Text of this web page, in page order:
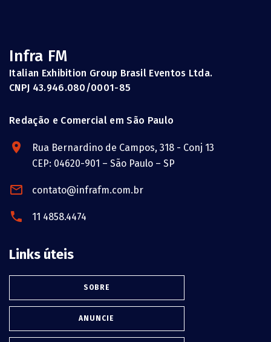
Infra FM
Italian Exhibition Group Brasil Eventos Ltda.
CNPJ 43.946.080/0001-85
Redação e Comercial em São Paulo
Rua Bernardino de Campos, 318 - Conj 13
CEP: 04620-901 – São Paulo – SP
contato@infrafm.com.br
11 4858.4474
Links úteis
SOBRE
ANUNCIE